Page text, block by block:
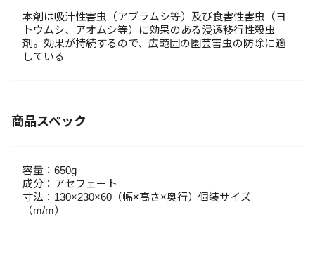
本剤は吸汁性害虫（アブラムシ等）及び食害性害虫（ヨ
トウムシ、アオムシ等）に効果のある浸透移行性殺虫
剤。効果が持続するので、広範囲の園芸害虫の防除に適
している
商品スペック
容量：650g
成分：アセフェート
寸法：130×230×60（幅×高さ×奥行）個装サイズ
（m/m）